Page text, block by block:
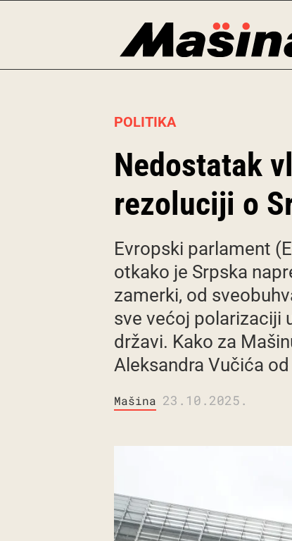
POLITIKA
Nedostatak
rezoluciji o
Evropski parlament
otkako je Srpska
zamerki, od
sve većoj polarizaciji
državi. Kako za
Aleksandra Vučića
Mašina 23.10.2025.